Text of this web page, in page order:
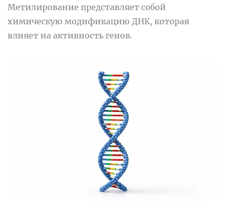
Метилирование представляет собой
химическую модификацию ДНК, которая
влияет на активность генов.